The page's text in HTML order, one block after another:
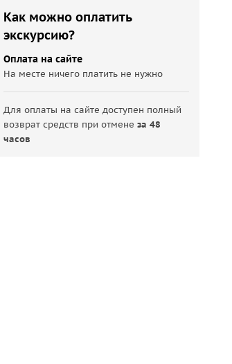
Как можно оплатить
экскурсию?
Оплата на сайте
На месте ничего платить не нужно
Для оплаты на сайте доступен полный
возврат средств при отменеза 48
часов